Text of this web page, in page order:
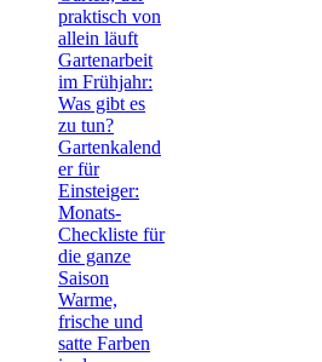
praktisch von
allein läuft
Gartenarbeit
im Frühjahr:
Was gibt es
zu tun?
Gartenkalend
er für
Einsteiger:
Monats-
Checkliste für
die ganze
Saison
Warme,
frische und
satte Farben